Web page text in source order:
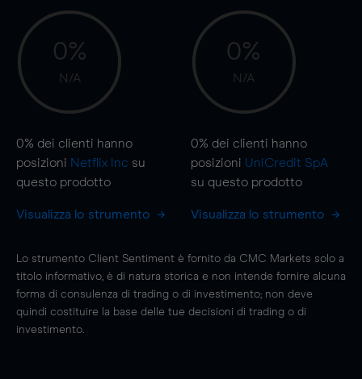
0%
N/A
0% dei clienti hanno
posizioni Netflix Inc su
questo prodotto
Visualizza lo strumento
0%
N/A
0% dei clienti hanno
posizioni UniCredit SpA
su questo prodotto
Visualizza lo strumento
Lo strumento Client Sentiment è fornito da CMC Markets solo a
titolo informativo, è di natura storica e non intende fornire alcuna
forma di consulenza di trading o di investimento; non deve
quindi costituire la base delle tue decisioni di trading o di
investimento.